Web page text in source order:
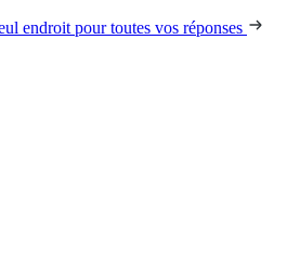
endroit pour toutes vos réponses